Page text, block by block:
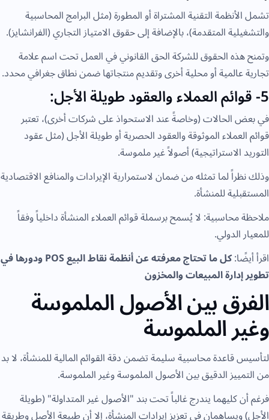
تشمل الأنظمة التقنية المشتراة أو المطورة (مثل البرامج المحاسبية
والتشغيلية المتقدمة)، بالإضافة إلى حقوق الامتياز التجاري (الفرانشايز).
وتمنح هذه الحقوق للشركة الحق القانوني في العمل تحت اسم علامة
تجارية عالمية أو محلية أخرى وتقديم منتجاتها ضمن نطاق جغرافي محدد.
5- قوائم العملاء والعقود طويلة الأجل:
في بعض الحالات (وخاصةً عند الاستحواذ على شركات أخرى)، تعتبر
قوائم العملاء الموثوقة والعقود الحصرية أو طويلة الأجل (مثل عقود
التوريد الاستراتيجية) أصولاً غير ملموسة.
وذلك نظراً لما تمثله من ضمان لاستمرارية الإيرادات والمنافع الاقتصادية
المستقبلية للمنشأة.
ملاحظة محاسبية: لا يُسمح برسملة قوائم العملاء المنشأة داخلياً وفقاً
للمعيار الدولي.
اقرأ أيضًا:
كل ما تحتاج معرفته عن أنظمة نقاط البيع POS ودورها في
تطوير إدارة المبيعات والمخزون
الفرق بين الأصول الملموسة
وغير الملموسة
لتأسيس قاعدة محاسبية سليمة تضمن دقة القوائم المالية للمنشأة، لا بد
من التمييز الدقيق بين الأصول الملموسة وغير الملموسة.
فرغم أن كليهما يندرج غالباً تحت بند "الأصول غير المتداولة" (طويلة
الأجل) ويساهمان في تعزيز إيرادات المنشأة، إلا أن طبيعة الأصل وطريقة